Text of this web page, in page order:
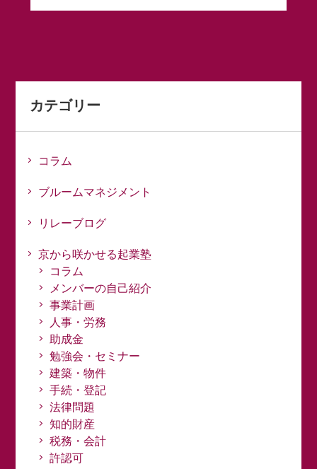
カテゴリー
コラム
ブルームマネジメント
リレーブログ
京から咲かせる起業塾
コラム
メンバーの自己紹介
事業計画
人事・労務
助成金
勉強会・セミナー
建築・物件
手続・登記
法律問題
知的財産
税務・会計
許認可